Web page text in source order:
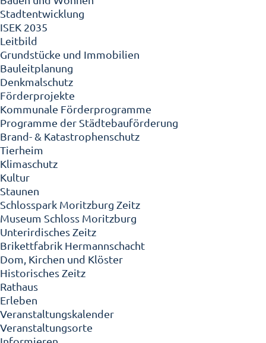
Stadtentwicklung
ISEK 2035
Leitbild
Grundstücke und Immobilien
Bauleitplanung
Denkmalschutz
Förderprojekte
Kommunale Förderprogramme
Programme der Städtebauförderung
Brand- & Katastrophenschutz
Tierheim
Klimaschutz
Kultur
Staunen
Schlosspark Moritzburg Zeitz
Museum Schloss Moritzburg
Unterirdisches Zeitz
Brikettfabrik Hermannschacht
Dom, Kirchen und Klöster
Historisches Zeitz
Rathaus
Erleben
Veranstaltungskalender
Veranstaltungsorte